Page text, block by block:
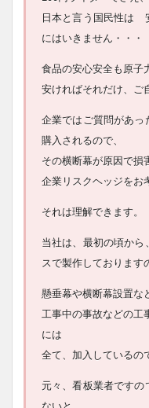
日本と言う国民性は
にはいきません・・・
食品の安心安全も原
安ければそれだけ、ご
企業ではご質問があっ
購入されるので、
その横断幕が原因で損
企業リスクヘッジをお
それは理解できます。
当社は、最初の頃か
スで製作しております
懸垂幕や横断幕設置な
工事中の事故などの工
には
全て、加入しているの
元々、看板業者です